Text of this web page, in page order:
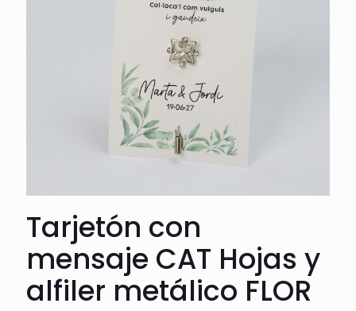
Tarjetón con
mensaje CAT Hojas y
alfiler metálico FLOR